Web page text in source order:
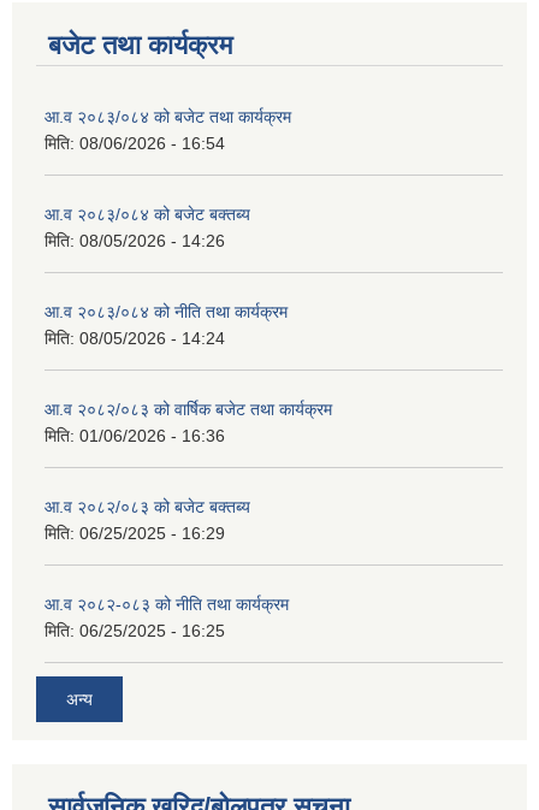
बजेट तथा कार्यक्रम
आ.व २०८३/०८४ को बजेट तथा कार्यक्रम
मिति: 08/06/2026 - 16:54
आ.व २०८३/०८४ को बजेट बक्तब्य
मिति: 08/05/2026 - 14:26
आ.व २०८३/०८४ को नीति तथा कार्यक्रम
मिति: 08/05/2026 - 14:24
आ.व २०८२/०८३ को वार्षिक बजेट तथा कार्यक्रम
मिति: 01/06/2026 - 16:36
आ.व २०८२/०८३ को बजेट बक्तब्य
मिति: 06/25/2025 - 16:29
आ.व २०८२-०८३ को नीति तथा कार्यक्रम
मिति: 06/25/2025 - 16:25
अन्य